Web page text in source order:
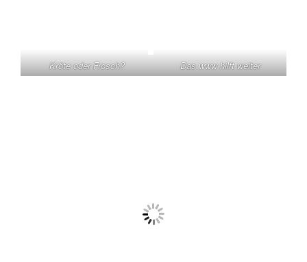
Kröte oder Frosch? Das www hilft weiter